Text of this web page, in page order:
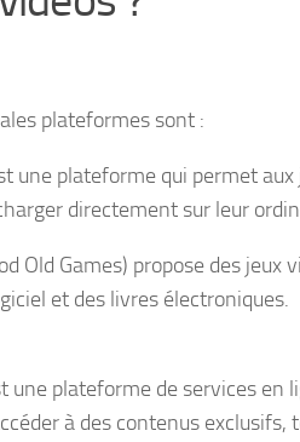
plateformes sont :
une plateforme qui permet
directement sur leur
Old Games) propose des jeux
et des livres électroniques.
une plateforme de services en
à des contenus